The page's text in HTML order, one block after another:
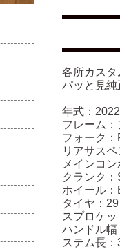
各所カスタ
パッと見純
年式：2022
フレーム：
フォーク
リアサス
メインコ
クランク
ホイール
タイヤ：
スプロケ
ハンドル幅
ステム長：